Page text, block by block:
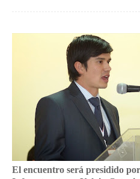
​El encuentro será presidido